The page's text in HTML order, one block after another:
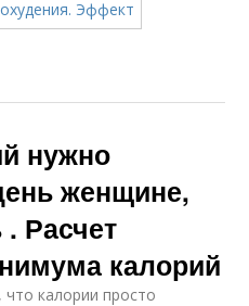
нужно
женщине,
Расчет
калорий
калории просто